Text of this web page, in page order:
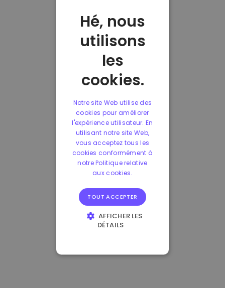
Hé, nous
utilisons
les
cookies.
Notre site Web utilise des
cookies pour améliorer
l'expérience utilisateur. En
utilisant notre site Web,
vous acceptez tous les
cookies conformément à
notre Politique relative
aux cookies.
TOUT ACCEPTER
AFFICHER LES
DÉTAILS